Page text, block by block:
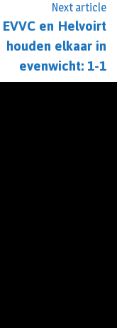
Next article
EVVC en Helvoirt
houden elkaar in
evenwicht: 1-1